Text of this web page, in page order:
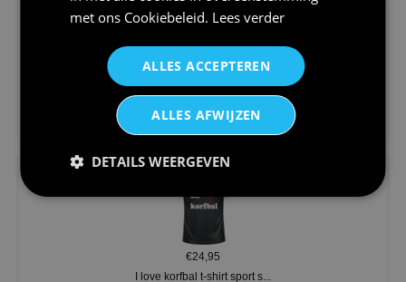
V-hals shirt rood wit blauw st...
€24,95
I love korfbal t-shirt sport s...
met ons Cookiebeleid. Lees verder
ALLES ACCEPTEREN
ALLES AFWIJZEN
DETAILS WEERGEVEN